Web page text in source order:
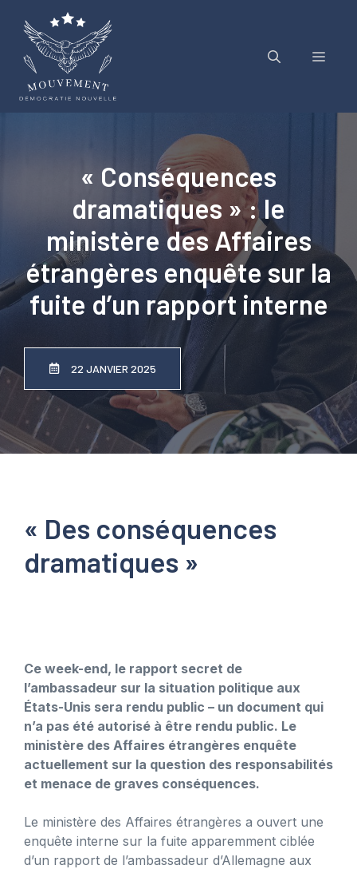
contenu
Menu
« Conséquences
dramatiques » : le
ministère des Affaires
étrangères enquête sur la
fuite d’un rapport interne
22 JANVIER 2025
« Des conséquences
dramatiques »
Ce week-end, le rapport secret de
l’ambassadeur sur la situation politique aux
États-Unis sera rendu public – un document qui
n’a pas été autorisé à être rendu public. Le
ministère des Affaires étrangères enquête
actuellement sur la question des responsabilités
et menace de graves conséquences.
Le ministère des Affaires étrangères a ouvert une
enquête interne sur la fuite apparemment ciblée
d’un rapport de l’ambassadeur d’Allemagne aux